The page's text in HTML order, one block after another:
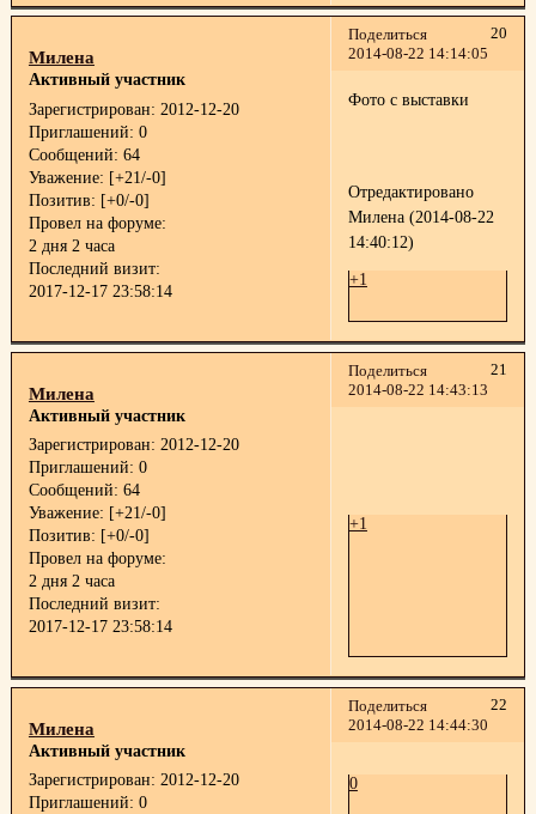
Поделиться
20
2014-08-22 14:14:05
Милена
Активный участник
Зарегистрирован: 2012-12-20
Приглашений: 0
Сообщений: 64
Уважение: [+21/-0]
Позитив: [+0/-0]
Провел на форуме:
2 дня 2 часа
Последний визит:
2017-12-17 23:58:14
Фото с выставки
Отредактировано
Милена (2014-08-22
14:40:12)
+1
Поделиться
21
2014-08-22 14:43:13
Милена
Активный участник
Зарегистрирован: 2012-12-20
Приглашений: 0
Сообщений: 64
Уважение: [+21/-0]
Позитив: [+0/-0]
Провел на форуме:
2 дня 2 часа
Последний визит:
2017-12-17 23:58:14
+1
Поделиться
22
2014-08-22 14:44:30
Милена
Активный участник
Зарегистрирован: 2012-12-20
Приглашений: 0
0